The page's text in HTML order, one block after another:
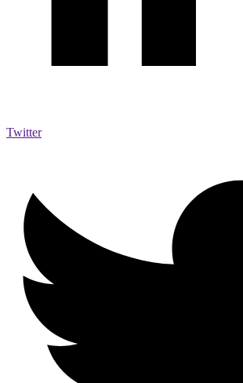
Twitter